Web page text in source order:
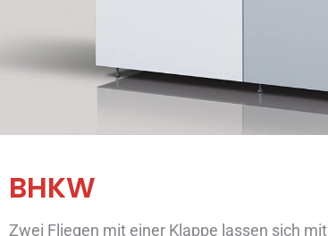
BHKW
Zwei Fliegen mit einer Klappe lassen sich